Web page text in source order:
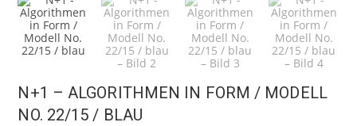
N+1 – ALGORITHMEN IN FORM / MODELL
NO. 22/15 / BLAU